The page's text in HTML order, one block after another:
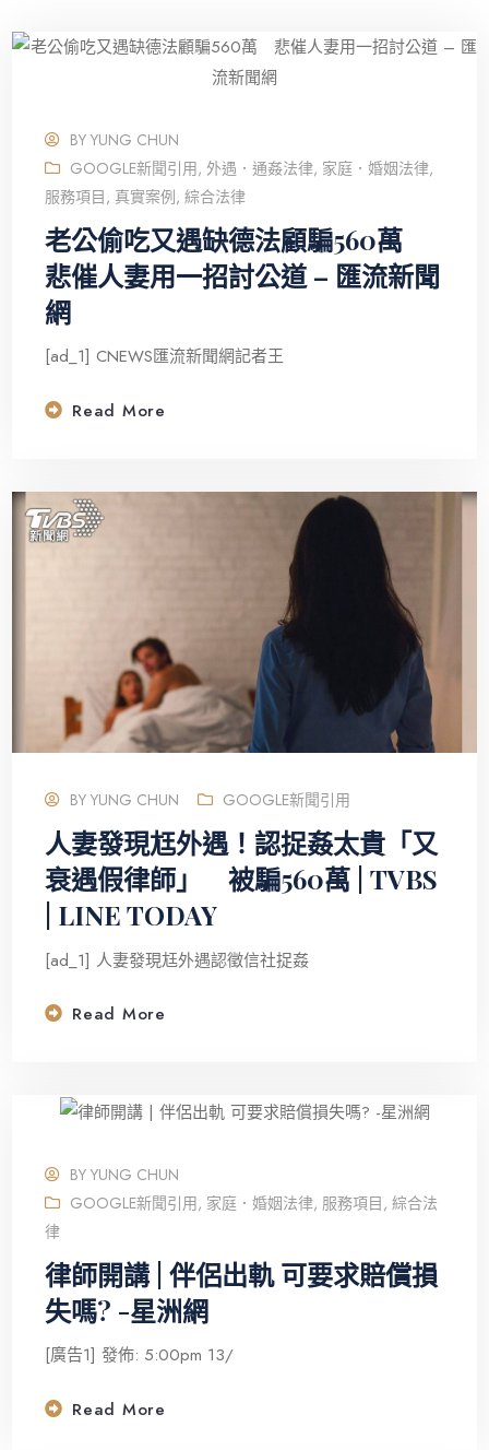
BYYUNG CHUN
GOOGLE新聞引用, 外遇．通姦法律, 家庭．婚姻法律,
服務項目, 真實案例,綜合法律
老公偷吃又遇缺德法顧騙560萬
悲催人妻用一招討公道 – 匯流新聞
網
[ad_1] CNEWS匯流新聞網記者王
Read More
BYYUNG CHUN GOOGLE新聞引用
人妻發現尪外遇！認捉姦太貴「又
衰遇假律師」 被騙560萬 | TVBS
| LINE TODAY
[ad_1] 人妻發現尪外遇認徵信社捉姦
Read More
BYYUNG CHUN
GOOGLE新聞引用, 家庭．婚姻法律, 服務項目,綜合法
律
律師開講 | 伴侶出軌 可要求賠償損
失嗎? -星洲網
[廣告1] 發佈: 5:00pm 13/
Read More